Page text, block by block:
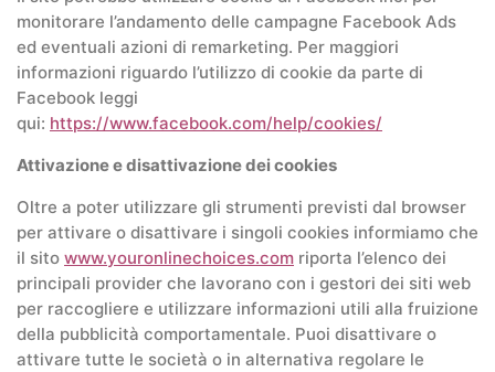
monitorare l’andamento delle campagne Facebook Ads
ed eventuali azioni di remarketing. Per maggiori
informazioni riguardo l’utilizzo di cookie da parte di
Facebook leggi
qui: https://www.facebook.com/help/cookies/
Attivazione e disattivazione dei cookies
Oltre a poter utilizzare gli strumenti previsti dal browser
per attivare o disattivare i singoli cookies informiamo che
il sito www.youronlinechoices.com riporta l’elenco dei
principali provider che lavorano con i gestori dei siti web
per raccogliere e utilizzare informazioni utili alla fruizione
della pubblicità comportamentale. Puoi disattivare o
attivare tutte le società o in alternativa regolare le